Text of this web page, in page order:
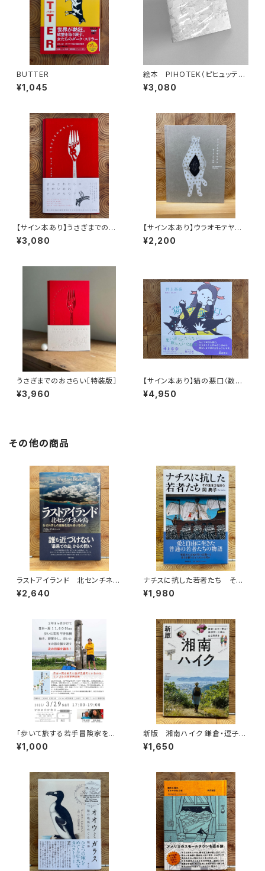
BUTTER
¥1,045
絵本 PIHOTEK（ピヒュッティ）
北極を風と歩く
¥3,080
【サイン本あり】うさぎまでのお
さらい［通常版］
¥3,080
【サイン本あり】ウラオモテヤマ
ネコ
¥2,200
うさぎまでのおさらい［特装版］
¥3,960
【サイン本あり】猫の悪口〈数量
限定・オリジナルトート付き〉
¥4,950
その他の商品
ラストアイランド 北センチネル
島 なぜ外界との接触を拒み続
けるのか
¥2,640
ナチスに抗した若者たち その
生き方を問う
¥1,980
「歩いて旅する若手冒険家を青
田買い！平井佑樹 × 荻田泰永」
録画視聴権
¥1,000
新版 湘南ハイク 鎌倉・逗子・
葉山・横須賀・三浦の山と海歩き
¥1,650